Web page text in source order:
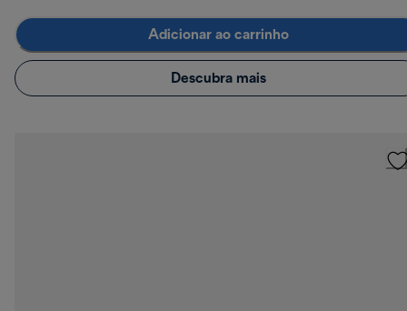
Adicionar ao carrinho
Descubra mais